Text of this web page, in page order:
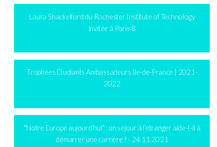
Laura Shackelford du Rochester Institute of Technology
invitée à Paris 8
Trophées Etudiants Ambassadeurs Ile-de-France | 2021-
2022
"Notre Europe aujourd’hui" : un séjour à l’étranger aide-t-il à
démarrer une carrière ? - 24.11.2021